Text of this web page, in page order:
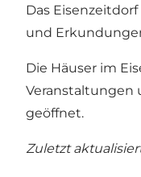
Das
und
Die Häuser im
Veranstaltungen
geöffnet.
Zuletzt